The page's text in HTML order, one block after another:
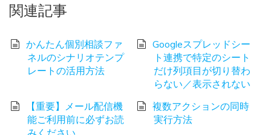
関連記事
かんたん個別相談ファ
ネルのシナリオテンプ
レートの活用方法
Googleスプレッドシー
ト連携で特定のシート
だけ列項目が切り替わ
らない／表示されない
【重要】メール配信機
能ご利用前に必ずお読
みください
複数アクションの同時
実行方法